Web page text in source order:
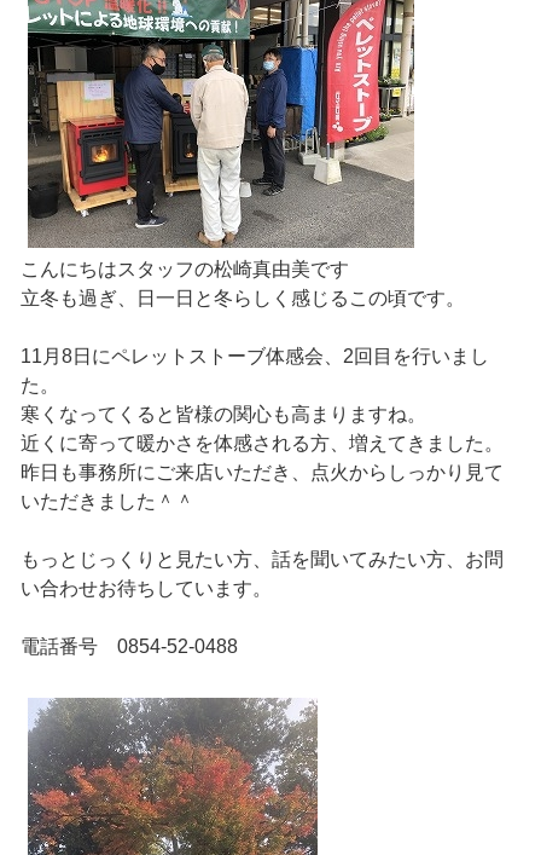
こんにちはスタッフの松崎真由美です
立冬も過ぎ、日一日と冬らしく感じるこの頃です。
11月8日にペレットストーブ体感会、2回目を行いまし
た。
寒くなってくると皆様の関心も高まりますね。
近くに寄って暖かさを体感される方、増えてきました。
昨日も事務所にご来店いただき、点火からしっかり見て
いただきました＾＾
もっとじっくりと見たい方、話を聞いてみたい方、お問
い合わせお待ちしています。
電話番号 0854-52-0488